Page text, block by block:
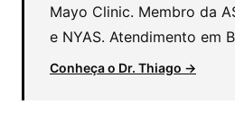
Mayo Clinic. Membro da
e NYAS. Atendimento em
Conheça o Dr. Thiago →